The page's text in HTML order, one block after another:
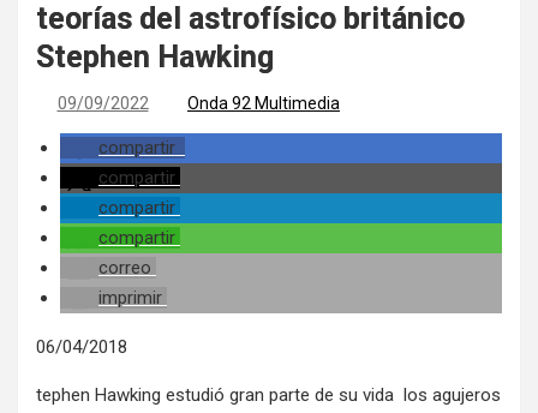
teorías del astrofísico británico
Stephen Hawking
09/09/2022 Onda 92 Multimedia
compartir
compartir
compartir
compartir
correo
imprimir
06/04/2018
tephen Hawking estudió gran parte de su vida los agujeros